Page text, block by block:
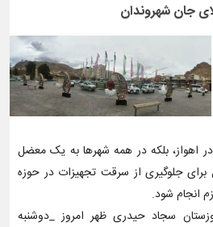
جان شهروندان
اهواز، بلکه در همه‌ شهرها به یک معضل
جلوگیری از سرقت تجهیزات در حوزه
انجام شود.
سجاد حیدری ظهر امروز _دوشنبه